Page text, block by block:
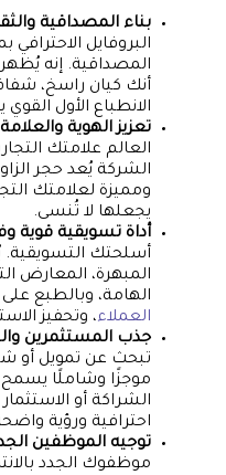
بناء المصداقية
البروفايل
المصداقية. إنه
أنك كيان راسخ،
الانطباع الأول
تعزيز الهوية والعلامة
العالم علامتك
الشركة يُعد حجر
ومميزة لعلامتك
يجعلها لا تُنسى.
أداة تسويقية قوية
أسلحتك
المبهرة، المعارض
الهامة، وبالطبع
العملاء، وتحفيز
جذب المستثمرين
تبحث عن تمويل أو
موجزًا وشاملًا
الشراكة أو
احترافية ورؤية
توجيه الموظفين
موظفوك الجدد